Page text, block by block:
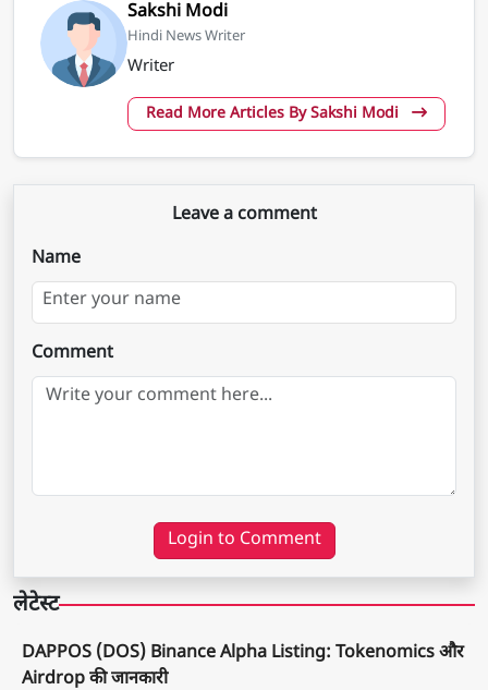
Sakshi Modi
Hindi News Writer
Writer
Read More Articles By Sakshi Modi
Leave a comment
Name
Comment
Login to Comment
लेटेस्ट
DAPPOS (DOS) Binance Alpha Listing: Tokenomics और
Airdrop की जानकारी